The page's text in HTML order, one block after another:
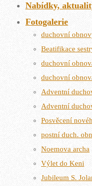
Nabídky,
Fotogalerie
duchovní
Beatifikace
duchovní
duchovní
Adventní
Adventní
Posvěcení
postní duch.
Noemova archa
Výlet do Keni
Jubileum S.